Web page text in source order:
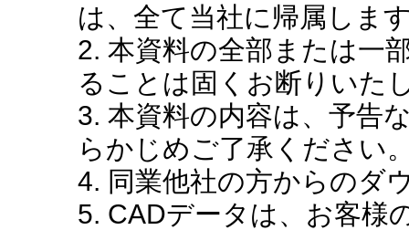
は、全て当社に帰属しま
2. 本資料の全部または一
ることは固くお断りいた
3. 本資料の内容は、予告
らかじめご了承ください
4. 同業他社の方からのダ
5. CADデータは、お客様